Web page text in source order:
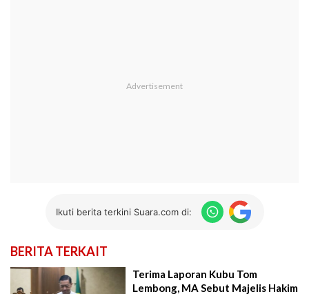
Ikuti berita terkini Suara.com di:
BERITA TERKAIT
Terima Laporan Kubu Tom
Lembong, MA Sebut Majelis Hakim